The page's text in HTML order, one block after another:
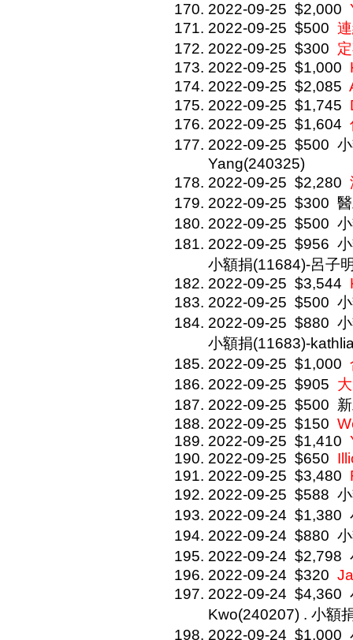
2022-09-25 $2,000
2022-09-25 $500
2022-09-25 $300
2022-09-25 $1,000
2022-09-25 $2,085
2022-09-25 $1,745
2022-09-25 $1,604
2022-09-25 $500
Yang(240325)
2022-09-25 $2,280
2022-09-25 $300
2022-09-25 $500
2022-09-25 $956
小額捐(11684)-呂子
2022-09-25 $3,544
2022-09-25 $500
2022-09-25 $880
小額捐(11683)-
2022-09-25 $1,000
2022-09-25 $905
2022-09-25 $500
2022-09-25 $150
2022-09-25 $1,410
2022-09-25 $650
2022-09-25 $3,480
2022-09-25 $588
2022-09-24 $1,380
2022-09-24 $880
2022-09-24 $2,798
2022-09-24 $320
2022-09-24 $4,360
Kwo(240207) . 小額
2022-09-24 $1,000